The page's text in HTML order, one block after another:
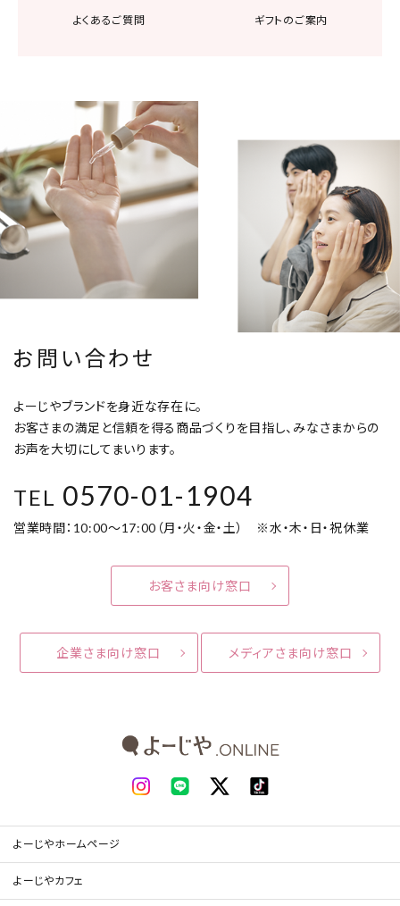
よくあるご質問 ギフトのご案内
お問い合わせ
よーじやブランドを身近な存在に。
お客さまの満足と信頼を得る商品づくりを目指し、みなさまからの
お声を大切にしてまいります。
TEL 0570-01-1904
営業時間：10:00～17:00（月・火・金・土） ※水・木・日・祝休業
お客さま向け窓口
企業さま向け窓口 メディアさま向け窓口
よーじやホームページ
よーじやカフェ